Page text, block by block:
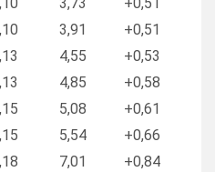
3,91
+0,51
4,55
+0,53
4,85
+0,58
5,08
+0,61
5,54
+0,66
7,01
+0,84